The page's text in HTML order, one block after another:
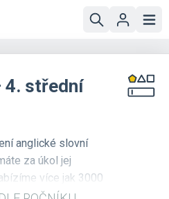
4. střední
anglické slovní
za úkol jej
více jak 3000
roztříděna podle